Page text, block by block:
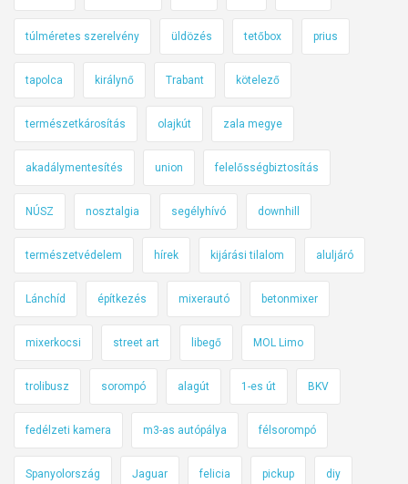
o
m
j
ö
h
e
t
r
b
n
túlméretes szerelvény üldözés tetőbox prius
tapolca királynő Trabant kötelező
természetkárosítás olajkút zala megye
akadálymentesítés union felelősségbiztosítás
NÚSZ nosztalgia segélyhívó downhill
természetvédelem hírek kijárási tilalom aluljáró
Lánchíd építkezés mixerautó betonmixer
mixerkocsi street art libegő MOL Limo
trolibusz sorompó alagút 1-es út BKV
fedélzeti kamera m3-as autópálya félsorompó
Spanyolország Jaguar felicia pickup diy